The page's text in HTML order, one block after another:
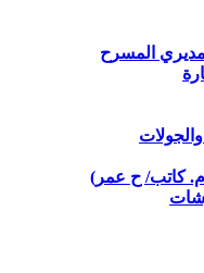
مديري المسرح
كاتب/ ح عمر)